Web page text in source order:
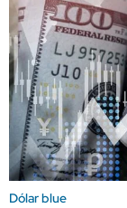
Dólar blue